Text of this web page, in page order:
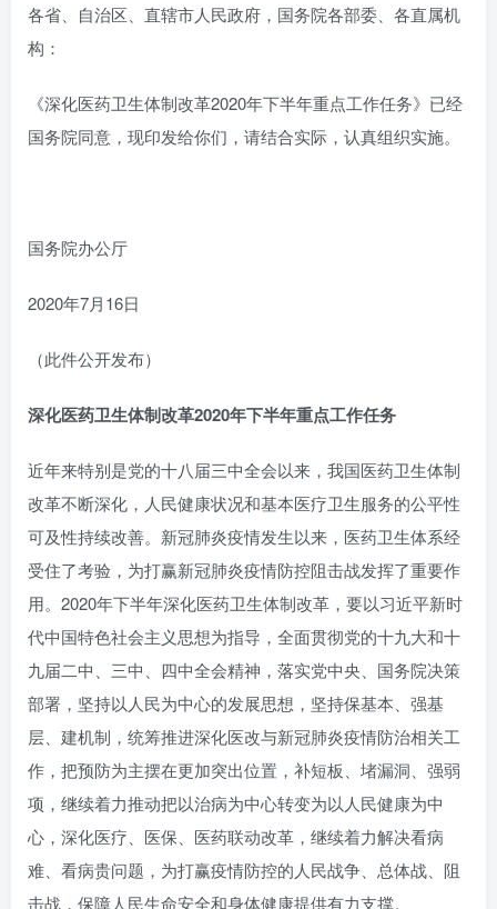
各省、自治区、直辖市人民政府，国务院各部委、各直属机
构：
《深化医药卫生体制改革2020年下半年重点工作任务》已经
国务院同意，现印发给你们，请结合实际，认真组织实施。
国务院办公厅
2020年7月16日
（此件公开发布）
深化医药卫生体制改革2020年下半年重点工作任务
近年来特别是党的十八届三中全会以来，我国医药卫生体制
改革不断深化，人民健康状况和基本医疗卫生服务的公平性
可及性持续改善。新冠肺炎疫情发生以来，医药卫生体系经
受住了考验，为打赢新冠肺炎疫情防控阻击战发挥了重要作
用。2020年下半年深化医药卫生体制改革，要以习近平新时
代中国特色社会主义思想为指导，全面贯彻党的十九大和十
九届二中、三中、四中全会精神，落实党中央、国务院决策
部署，坚持以人民为中心的发展思想，坚持保基本、强基
层、建机制，统筹推进深化医改与新冠肺炎疫情防治相关工
作，把预防为主摆在更加突出位置，补短板、堵漏洞、强弱
项，继续着力推动把以治病为中心转变为以人民健康为中
心，深化医疗、医保、医药联动改革，继续着力解决看病
难、看病贵问题，为打赢疫情防控的人民战争、总体战、阻
击战，保障人民生命安全和身体健康提供有力支撑。